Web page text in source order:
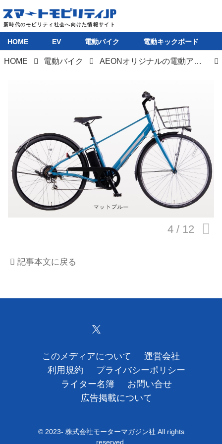
電動バイク
電動キックボード
ライフスタイル
テクノロジー
利用規約
お問い合せ
広告掲載について
HOME EV 電動バイク 電動キックボード
HOME 電動バイク AEONオリジナルの電動アシスト自転車「WILLGOクロス」「WILLGOタウン」が新登場
記事本文に戻る
このメディアについて
運営会社
利用規約
プライバシーポリシー
ライター名簿
お問い合せ
広告掲載について
© 2023- 株式会社モーターマガジン社 All rights
reserved.